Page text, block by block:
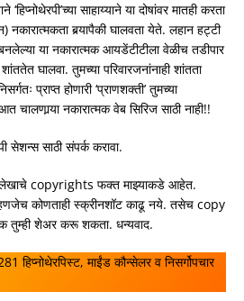
साहाय्याने या दोषांवर मातही करता
बर्‍यापैकी घालवता येते. लहान हट्टी
या नकारात्मक आयडेंटीटीला वेळीच तडीपार
घालवा. तुमच्या परिवारजनांनाही शांतता
प्राप्त होणारी ‘प्राणशक्ती’ तुमच्या
चालणार्‍या नकारात्मक वेब सिरिज साठी नाही!!
सेशन्स साठी संपर्क करावा.
copyrights फक्त माझ्याकडे आहेत.
कोणताही स्क्रीनशॉट काढू नये. तसेच copy
शेअर करू शकता. धन्यवाद.
हिप्नोथेरपिस्ट, माईंड कौन्सेलर व निसर्गोपचार